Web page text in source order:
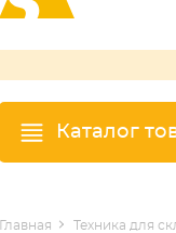
Каталог
Главная Техника для